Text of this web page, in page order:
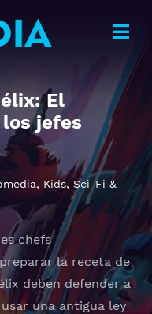
El
jefes
, Kids, Sci-Fi &
chefs
la receta de
deben defender a
una antigua ley